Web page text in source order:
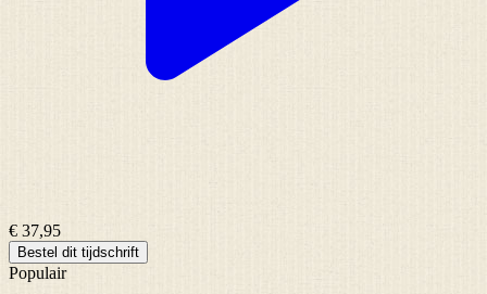
€ 37,95
Bestel dit tijdschrift
Populair